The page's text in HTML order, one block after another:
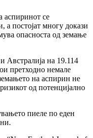
аспиринот се
а постојат многу докази
опасноста од земање
Австралија на 19.114
претходно немале
на аспирин не
од потенцијално
пиеле по еден